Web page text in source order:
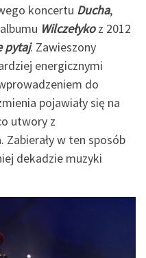
koncertu Ducha,
Wilczełykoz 2012
pytaj. Zawieszony
energicznymi
do
pojawiały się na
utwory z
w ten sposób
dekadzie muzyki